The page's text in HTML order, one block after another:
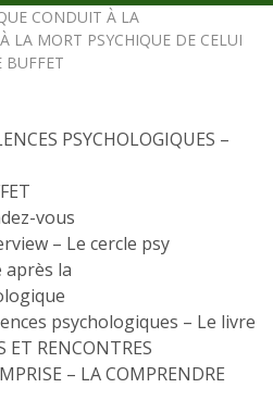
CONDUIT À LA
LA MORT PSYCHIQUE DE CELUI
BUFFET
PSYCHOLOGIQUES –
vous
– Le cercle psy
après la
psychologiques – Le livre
ET RENCONTRES
– LA COMPRENDRE